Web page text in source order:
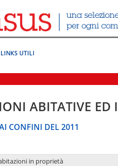
LINKS UTILI
ABITATIVE ED
CONFINI DEL 2011
in proprietà